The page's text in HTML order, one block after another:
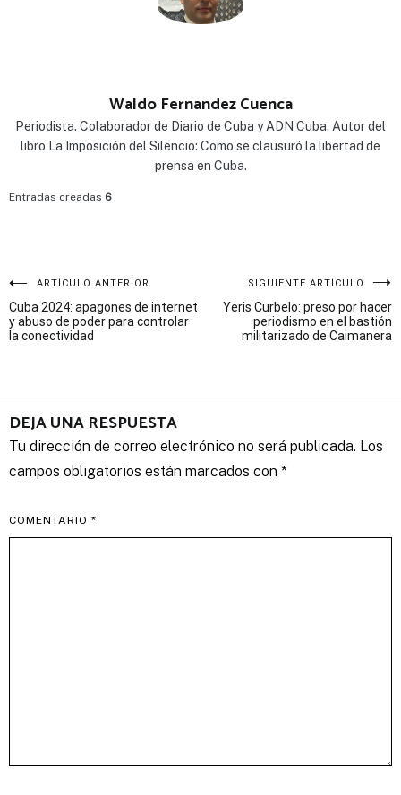
Waldo Fernandez Cuenca
Periodista. Colaborador de Diario de Cuba y ADN Cuba. Autor del
libro La Imposición del Silencio: Como se clausuró la libertad de
prensa en Cuba.
Entradas creadas 6
Navegación
de
ARTÍCULO ANTERIOR
Cuba 2024: apagones de internet
y abuso de poder para controlar
la conectividad
SIGUIENTE ARTÍCULO
Yeris Curbelo: preso por hacer
periodismo en el bastión
militarizado de Caimanera
DEJA UNA RESPUESTA
Tu dirección de correo electrónico no será publicada. Los
campos obligatorios están marcados con *
COMENTARIO *